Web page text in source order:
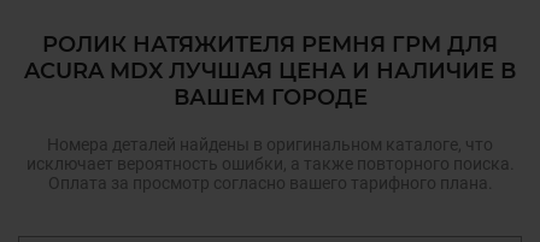
РОЛИК НАТЯЖИТЕЛЯ РЕМНЯ ГРМ ДЛЯ
ACURA MDX ЛУЧШАЯ ЦЕНА И НАЛИЧИЕ В
ВАШЕМ ГОРОДЕ
Номера деталей найдены в оригинальном каталоге, что
исключает вероятность ошибки, а также повторного поиска.
Оплата за просмотр согласно вашего тарифного плана.